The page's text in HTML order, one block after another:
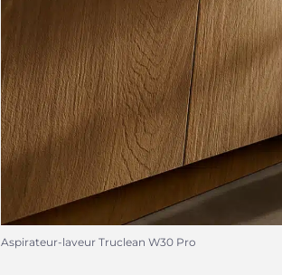
Aspirateur-laveur Truclean W30 Pro